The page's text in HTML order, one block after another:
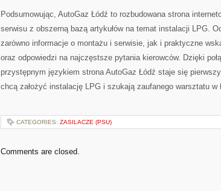
Podsumowując, AutoGaz Łódź to rozbudowana strona
serwisu z obszerną bazą artykułów na temat instalacji LPG.
zarówno informacje o montażu i serwisie, jak i praktyczne
oraz odpowiedzi na najczęstsze pytania kierowców. Dzięki
przystępnym językiem strona AutoGaz Łódź staje się
chcą założyć instalację LPG i szukają zaufanego warsztatu w
CATEGORIES: ZASILACZE (PSU)
Comments are closed.